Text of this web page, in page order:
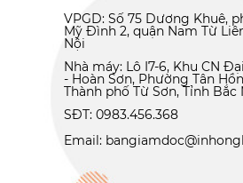
VPGD: Số 75 Dương Khuê,
Mỹ Đình 2, quận Nam Từ
Nội
Nhà máy: Lô I7-6, Khu CN
- Hoàn Sơn, Phường Tân
Thành phố Từ Sơn, Tỉnh Bắc
SĐT: 0983.456.368
Email: